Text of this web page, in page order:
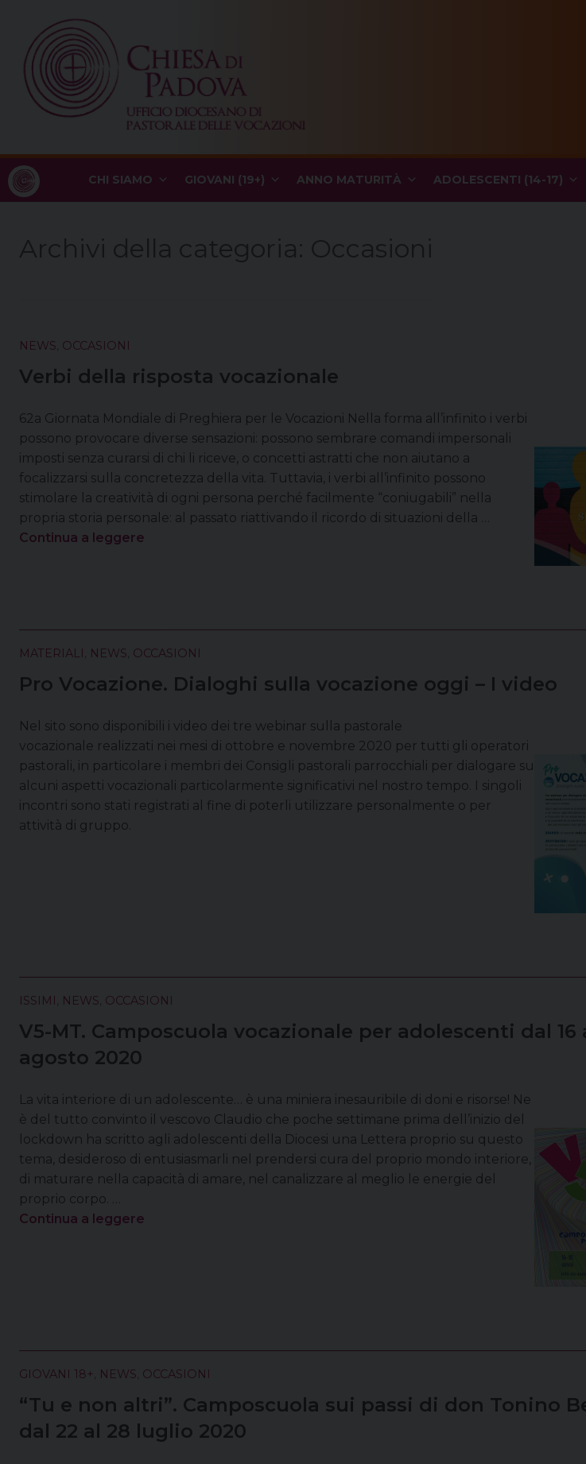
content
CHI SIAMO GIOVANI (19+) ANNO MATURITÀ ADOLESCENTI (14-17)
NEWS OCCASIONI
Verbi della risposta vocazionale
62a Giornata Mondiale di Preghiera per le Vocazioni Nella forma all’infinito i verbi
possono provocare diverse sensazioni: possono sembrare comandi impersonali
imposti senza curarsi di chi li riceve, o concetti astratti che non aiutano a
focalizzarsi sulla concretezza della vita. Tuttavia, i verbi all’infinito possono
stimolare la creatività di ogni persona perché facilmente “coniugabili” nella
propria storia personale: al passato riattivando il ricordo di situazioni della …
Continua a leggere
MATERIALI NEWS OCCASIONI
Pro Vocazione. Dialoghi sulla vocazione oggi – I video
Nel sito sono disponibili i video dei tre webinar sulla pastorale
vocazionale realizzati nei mesi di ottobre e novembre 2020 per tutti gli operatori
pastorali, in particolare i membri dei Consigli pastorali parrocchiali per dialogare su
alcuni aspetti vocazionali particolarmente significativi nel nostro tempo. I singoli
incontri sono stati registrati al fine di poterli utilizzare personalmente o per
attività di gruppo.
ISSIMI NEWS OCCASIONI
V5-MT. Camposcuola vocazionale per adolescenti dal 16
agosto 2020
La vita interiore di un adolescente… è una miniera inesauribile di doni e risorse! Ne
è del tutto convinto il vescovo Claudio che poche settimane prima dell’inizio del
lockdown ha scritto agli adolescenti della Diocesi una Lettera proprio su questo
tema, desideroso di entusiasmarli nel prendersi cura del proprio mondo interiore,
di maturare nella capacità di amare, nel canalizzare al meglio le energie del
proprio corpo. …
Continua a leggere
GIOVANI 18+ NEWS OCCASIONI
“Tu e non altri”. Camposcuola sui passi di don Tonino
dal 22 al 28 luglio 2020